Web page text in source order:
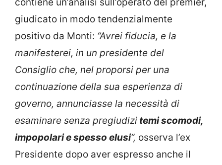
contiene un’analisi sull’operato del premier,
giudicato in modo tendenzialmente
positivo da Monti: “Avrei fiducia, e la
manifesterei, in un presidente del
Consiglio che, nel proporsi per una
continuazione della sua esperienza di
governo, annunciasse la necessità di
esaminare senza pregiudizi temi scomodi,
impopolari e spesso elusi“, osserva l’ex
Presidente dopo aver espresso anche il